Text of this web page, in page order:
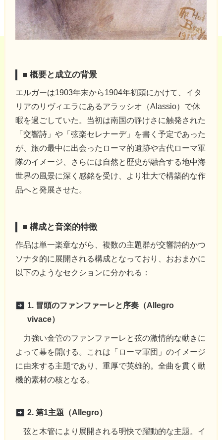
■ 概要と成立の背景
エルガーは1903年末から1904年初頭にかけて、イタ
リアのリヴィエラにあるアラッシオ（Alassio）で休
暇を過ごしていた。当初は南国の静けさに触発された
「交響詩」や「弦楽セレナーデ」を書く予定であった
が、旅の最中に出会ったローマ的遺跡や古代ローマ軍
隊のイメージ、さらには自然と歴史が融合する地中海
世界の風景に深く感銘を受け、より壮大で構築的な作
品へと発展させた。
■ 構成と音楽的特徴
作品は単一楽章ながら、複数の主題群が交響詩的かつ
ソナタ的に展開される構成となっており、おおまかに
以下のようなセクションに分かれる：
1. 冒頭のファンファーレと序奏（Allegro
vivace）
力強い金管のファンファーレと弦の激情的な動きに
よって幕を開ける。これは「ローマ軍団」のイメージ
に由来する主題であり、重厚で英雄的。全曲を貫く動
機的素材の核となる。
2. 第1主題（Allegro）
弦と木管により展開される明快で躍動的な主題。イ